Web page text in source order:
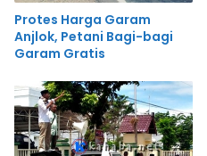
Protes Harga Garam
Anjlok, Petani Bagi-bagi
Garam Gratis